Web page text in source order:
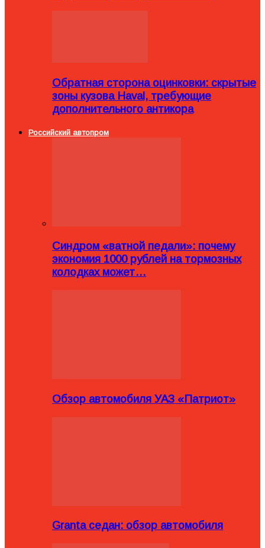
Обратная сторона оцинковки: скрытые
зоны кузова Haval, требующие
дополнительного антикора
Российский автопром
Синдром «ватной педали»: почему
экономия 1000 рублей на тормозных
колодках может…
Обзор автомобиля УАЗ «Патриот»
Granta седан: обзор автомобиля